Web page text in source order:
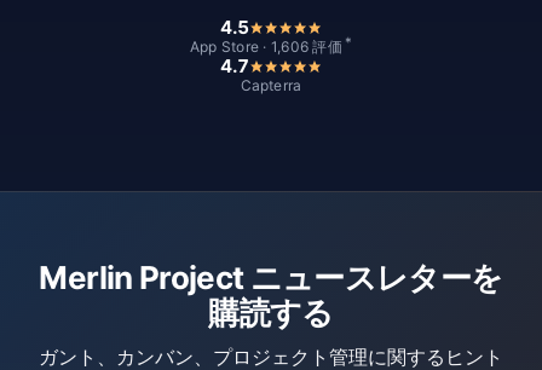
4.5
App Store · 1,606 評価 *
4.7
Capterra
Merlin Project ニュースレターを
購読する
ガント、カンバン、プロジェクト管理に関するヒント